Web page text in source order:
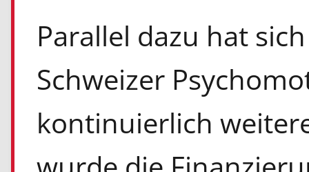
Parallel dazu hat
Schweizer
kontinuierlich